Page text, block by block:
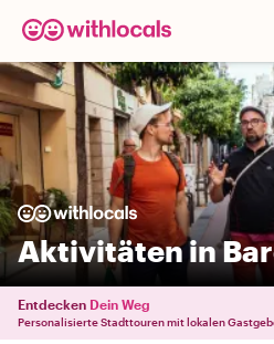
Aktivitäten in
Entdecken Dein Weg
Personalisierte Stadttouren mit lokalen